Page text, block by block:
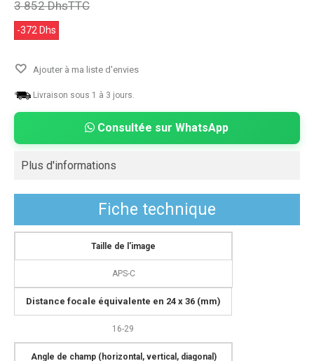
3 852 DhsTTC
-372 Dhs
Ajouter à ma liste d'envies
Livraison sous 1 à 3 jours.
Consultée sur WhatsApp
Plus d'informations
Fiche technique
Taille de l'image
APS-C
Distance focale équivalente en 24 x 36 (mm)
16-29
Angle de champ (horizontal, vertical, diagonal)